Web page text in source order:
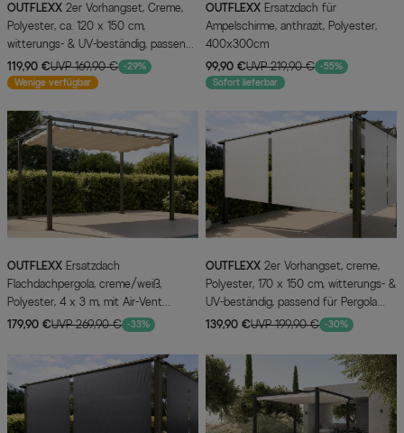
OUTFLEXX
Polyester, ca. 120 x 150 cm,
witterungs- & UV-beständig, passend
für Pergola 3x3 m/3x4 m
119,90 €UVP 169,90 € -29%
Wenige verfügbar
OUTFLEXX
Ampelschirme, anthrazit, Polyester,
400x300cm
99,90 €UVP 219,90 € -55%
Sofort lieferbar
OUTFLEXX
Flachdachpergola, creme/weiß,
Polyester, 4 x 3 m, mit Air-Vent
System, witterungs- & UV-beständig
179,90 €UVP 269,90 € -33%
OUTFLEXX
Polyester, 170 x 150 cm, witterungs- &
UV-beständig, passend für Pergola
3x3 m
139,90 €UVP 199,90 € -30%